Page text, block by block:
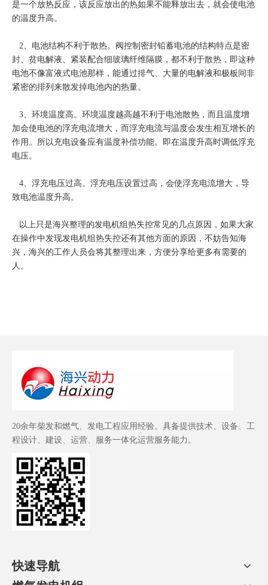
是一个放热反应，该反应放出的热如果不能释放出去，就会使电池
的温度升高。
2、电池结构不利于散热。阀控制密封铅蓄电池的结构特点是密
封、贫电解液、紧装配合细玻璃纤维隔膜，都不利于散热，即这种
电池不像富液式电池那样，能通过排气、大量的电解液和极板间非
紧密的排列来散发掉电池内的热量。
3、环境温度高。环境温度越高越不利于电池散热，而且温度增
加会使电池的浮充电流增大，而浮充电流与温度会发生相互增长的
作用。所以充电设备应有温度补偿功能。即在温度升高时调低浮充
电压。
4、浮充电压过高。浮充电压设置过高，会使浮充电流增大，导
致电池温度升高。
以上只是海兴整理的发电机组热失控常见的几点原因，如果大家
在操作中发现发电机组热失控还有其他方面的原因，不妨告知海
兴，海兴的工作人员会将其整理出来，方便分享给更多有需要的
人。
20余年柴发和燃气、发电工程应用经验。具备提供技术、设备、工
程设计、建设、运营、服务一体化运营服务能力。
快速导航